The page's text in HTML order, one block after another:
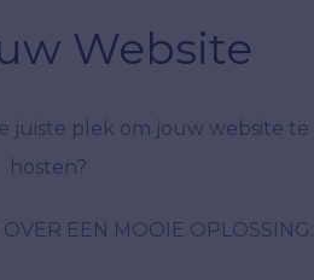
Website
juiste plek om jouw website te
hosten?
EEN MOOIE OPLOSSING: